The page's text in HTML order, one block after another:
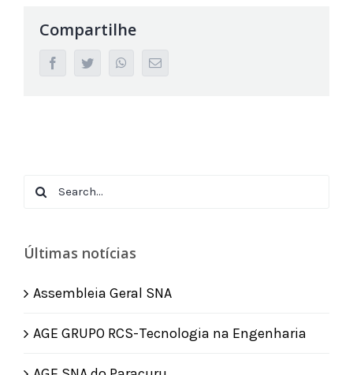
Compartilhe
facebooktwitter whatsappEmail
Search
Últimas notícias
Assembleia Geral SNA
AGE GRUPO RCS-Tecnologia na Engenharia